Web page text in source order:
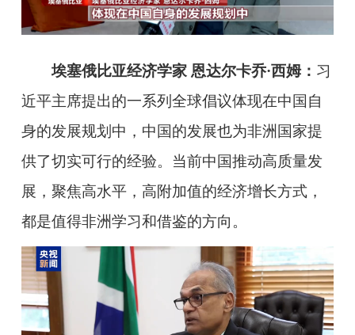
埃塞俄比亚经济学家 恩达尔卡乔·西姆： 习
近平主席提出的一系列全球倡议体现在中国自
身的发展规划中，中国的发展也为非洲国家提
供了切实可行的经验。当前中国推动高质量发
展，聚焦高水平，高附加值的经济增长方式，
都是值得非洲学习和借鉴的方向。